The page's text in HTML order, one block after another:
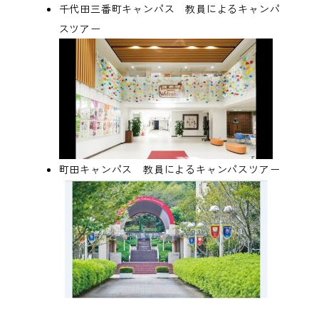
千代田三番町キャンパス 教員によるキャンパ
スツアー
町田キャンパス 教員によるキャンパスツアー